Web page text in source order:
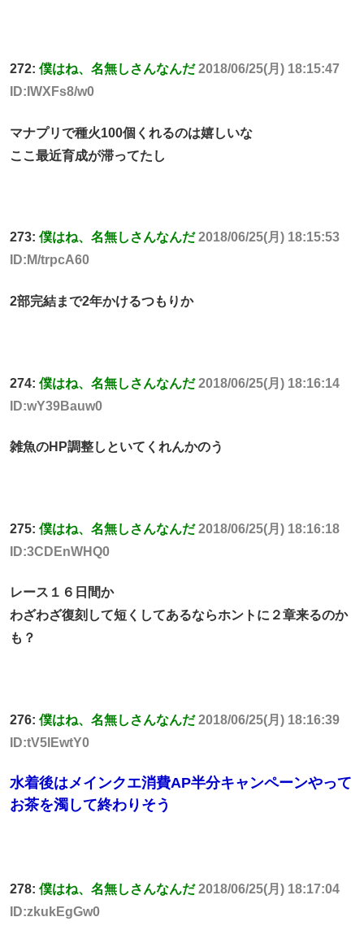
272: 僕はね、名無しさんなんだ 2018/06/25(月) 18:15:47
ID:IWXFs8/w0
マナプリで種火100個くれるのは嬉しいな
ここ最近育成が滞ってたし
273: 僕はね、名無しさんなんだ 2018/06/25(月) 18:15:53
ID:M/trpcA60
2部完結まで2年かけるつもりか
274: 僕はね、名無しさんなんだ 2018/06/25(月) 18:16:14
ID:wY39Bauw0
雑魚のHP調整しといてくれんかのう
275: 僕はね、名無しさんなんだ 2018/06/25(月) 18:16:18
ID:3CDEnWHQ0
レース１６日間か
わざわざ復刻して短くしてあるならホントに２章来るのか
も？
276: 僕はね、名無しさんなんだ 2018/06/25(月) 18:16:39
ID:tV5lEwtY0
水着後はメインクエ消費AP半分キャンペーンやって
お茶を濁して終わりそう
278: 僕はね、名無しさんなんだ 2018/06/25(月) 18:17:04
ID:zkukEgGw0